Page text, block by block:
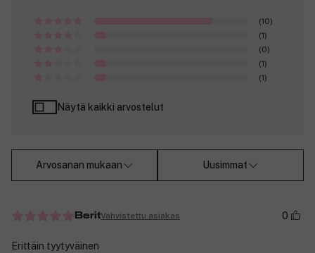
(10)
(1)
(0)
(1)
(1)
Näytä kaikki arvostelut
Arvosanan mukaan Uusimmat
BeritVahvistettu asiakas 0
Erittäin tyytyväinen